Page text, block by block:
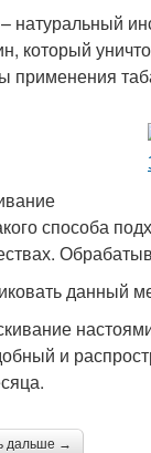
натуральный
который
применения
способа
данный
и
дальше →